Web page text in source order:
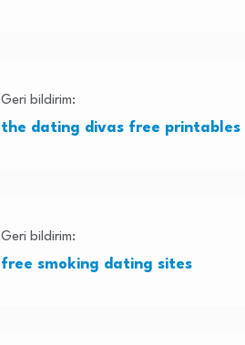
Geri bildirim:
the dating divas free printables
Geri bildirim:
free smoking dating sites